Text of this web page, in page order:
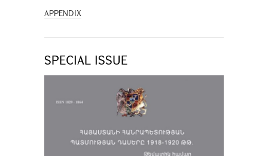
APPENDIX
SPECIAL ISSUE